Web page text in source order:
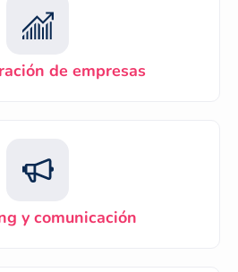
de empresas
y comunicación